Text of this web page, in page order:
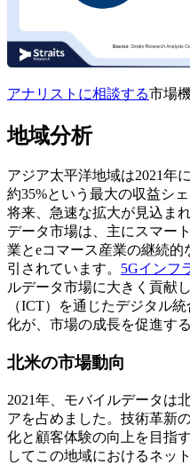
アナリストに相談する市場
地域分析
アジア太平洋地域は2021年
約35%という最大の収益シ
将来、急速な拡大が見込ま
データ市場は、主にスマー
業とeコマース産業の継続
引されています。 5Gインフ
ルデータ市場に大きく貢献
（ICT）を通じたデジタル
化が、市場の成長を促進す
北米の市場動向
2021年、モバイルデータは
アを占めました。技術革新
化と顧客体験の向上を目指
してこの地域におけるネッ